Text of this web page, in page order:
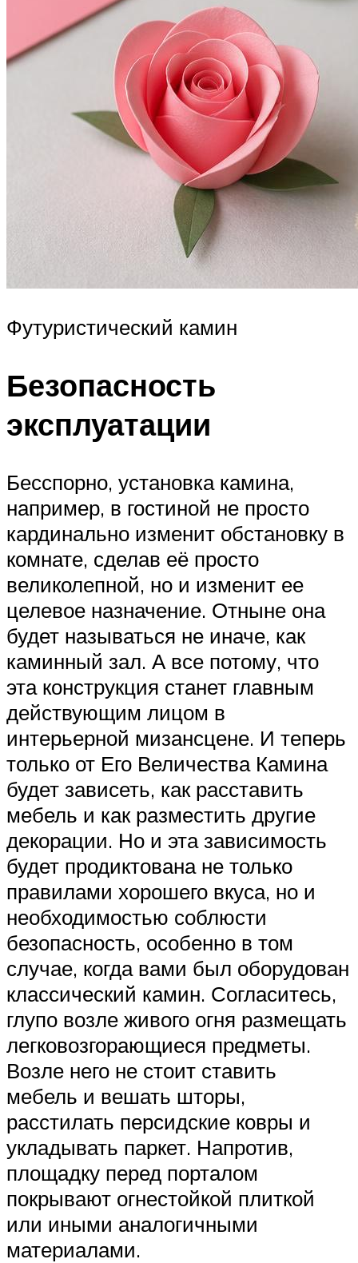
Футуристический камин
Безопасность
эксплуатации
Бесспорно, установка камина,
например, в гостиной не просто
кардинально изменит обстановку в
комнате, сделав её просто
великолепной, но и изменит ее
целевое назначение. Отныне она
будет называться не иначе, как
каминный зал. А все потому, что
эта конструкция станет главным
действующим лицом в
интерьерной мизансцене. И теперь
только от Его Величества Камина
будет зависеть, как расставить
мебель и как разместить другие
декорации. Но и эта зависимость
будет продиктована не только
правилами хорошего вкуса, но и
необходимостью соблюсти
безопасность, особенно в том
случае, когда вами был оборудован
классический камин. Согласитесь,
глупо возле живого огня размещать
легковозгорающиеся предметы.
Возле него не стоит ставить
мебель и вешать шторы,
расстилать персидские ковры и
укладывать паркет. Напротив,
площадку перед порталом
покрывают огнестойкой плиткой
или иными аналогичными
материалами.